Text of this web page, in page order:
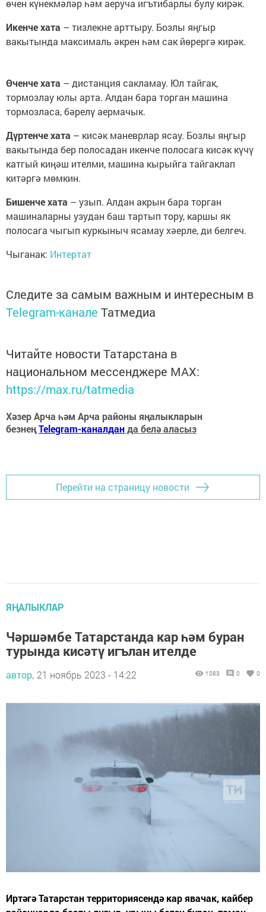
өчен күнекмәләр һәм аеруча игътибарлы булу кирәк.
Икенче хата – тизлекне арттыру. Бозлы яңгыр
вакытында максималь әкрен һәм сак йөрергә кирәк.
Өченче хата – дистанция сакламау. Юл тайгак,
тормозлау юлы арта. Алдан бара торган машина
тормозласа, бәрелү аермачык.
Дүртенче хата – кисәк маневрлар ясау. Бозлы яңгыр
вакытында бер полосадан икенче полосага кисәк күчү
катгый киңәш ителми, машина кырыйга тайгаклап
китәргә мөмкин.
Бишенче хата – узып. Алдан акрын бара торган
машиналарны узудан баш тартып тору, каршы як
полосага чыгып куркыныч ясамау хәерле, ди белгеч.
Чыганак: Интертат
Следите за самым важным и интересным в
Telegram-канале Татмедиа
Читайте новости Татарстана в
национальном мессенджере MАХ:
https://max.ru/tatmedia
Хәзер Арча һәм Арча районы яңалыкларын
безнеңTelegram-каналданда белә аласыз
Перейти на страницу новости
ЯҢАЛЫКЛАР
Чәршәмбе Татарстанда кар һәм буран
турында кисәтү игълан ителде
автор, 21 ноябрь 2023 - 14:22 1083 0 0
Иртәгә Татарстан территориясендә кар явачак, кайбер